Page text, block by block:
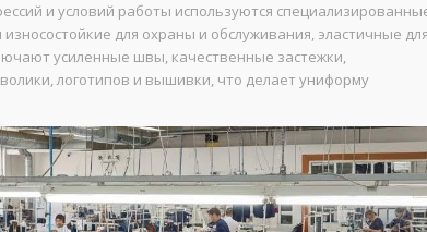
и условий работы используются
для охраны и обслуживания, эластичные
усиленные швы, качественные застежки,
логотипов и вышивки, что делает униформу